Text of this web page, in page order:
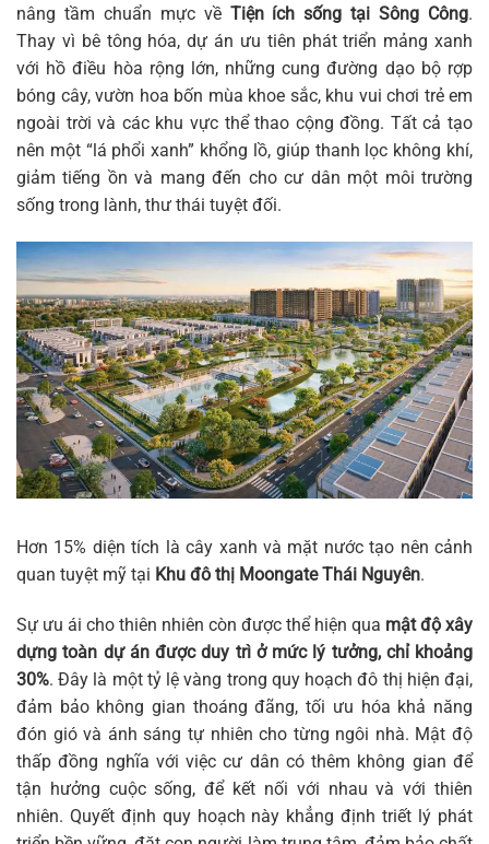
nâng tầm chuẩn mực về Tiện ích sống tại Sông Công.
Thay vì bê tông hóa, dự án ưu tiên phát triển mảng xanh
với hồ điều hòa rộng lớn, những cung đường dạo bộ rợp
bóng cây, vườn hoa bốn mùa khoe sắc, khu vui chơi trẻ em
ngoài trời và các khu vực thể thao cộng đồng. Tất cả tạo
nên một “lá phổi xanh” khổng lồ, giúp thanh lọc không khí,
giảm tiếng ồn và mang đến cho cư dân một môi trường
sống trong lành, thư thái tuyệt đối.
Hơn 15% diện tích là cây xanh và mặt nước tạo nên cảnh
quan tuyệt mỹ tại Khu đô thị Moongate Thái Nguyên.
Sự ưu ái cho thiên nhiên còn được thể hiện qua mật độ xây
dựng toàn dự án được duy trì ở mức lý tưởng, chỉ khoảng
30%. Đây là một tỷ lệ vàng trong quy hoạch đô thị hiện đại,
đảm bảo không gian thoáng đãng, tối ưu hóa khả năng
đón gió và ánh sáng tự nhiên cho từng ngôi nhà. Mật độ
thấp đồng nghĩa với việc cư dân có thêm không gian để
tận hưởng cuộc sống, để kết nối với nhau và với thiên
nhiên. Quyết định quy hoạch này khẳng định triết lý phát